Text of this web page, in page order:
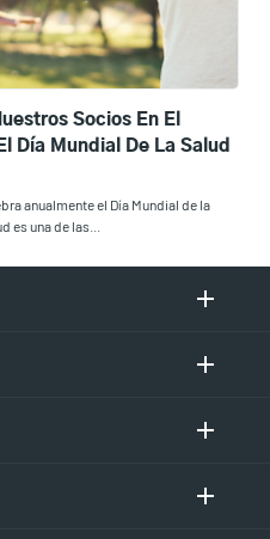
Socios En El
Día Mundial De La Salud
anualmente el Día Mundial de la
es una de las...